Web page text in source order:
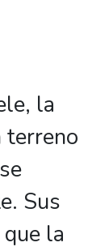
la
terreno
Sus
la